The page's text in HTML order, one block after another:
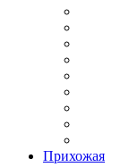
Прихожая